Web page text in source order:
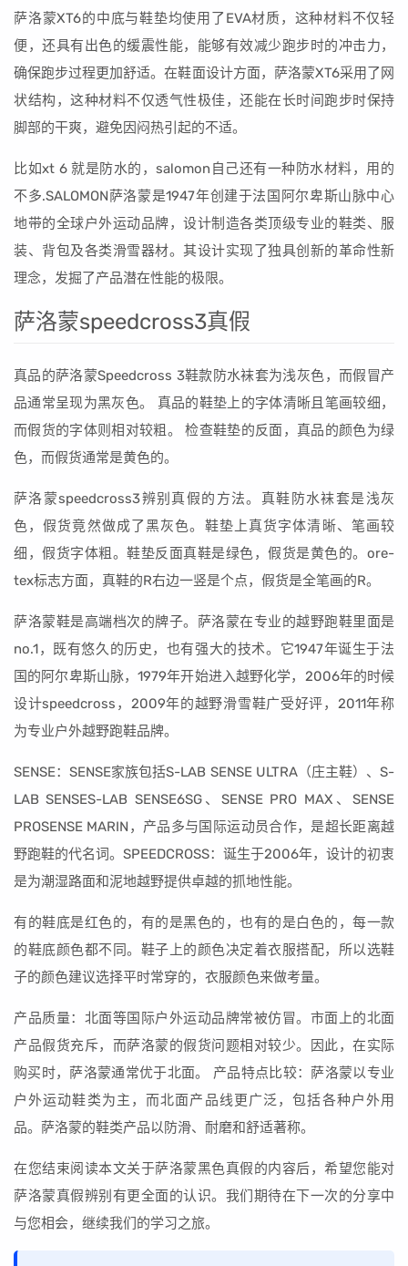
萨洛蒙XT6的中底与鞋垫均使用了EVA材质，这种材料不仅轻
便，还具有出色的缓震性能，能够有效减少跑步时的冲击力，
确保跑步过程更加舒适。在鞋面设计方面，萨洛蒙XT6采用了网
状结构，这种材料不仅透气性极佳，还能在长时间跑步时保持
脚部的干爽，避免因闷热引起的不适。
比如xt 6 就是防水的，salomon自己还有一种防水材料，用的
不多.SALOMON萨洛蒙是1947年创建于法国阿尔卑斯山脉中心
地带的全球户外运动品牌，设计制造各类顶级专业的鞋类、服
装、背包及各类滑雪器材。其设计实现了独具创新的革命性新
理念，发掘了产品潜在性能的极限。
萨洛蒙speedcross3真假
真品的萨洛蒙Speedcross 3鞋款防水袜套为浅灰色，而假冒产
品通常呈现为黑灰色。 真品的鞋垫上的字体清晰且笔画较细，
而假货的字体则相对较粗。 检查鞋垫的反面，真品的颜色为绿
色，而假货通常是黄色的。
萨洛蒙speedcross3辨别真假的方法。真鞋防水袜套是浅灰
色，假货竟然做成了黑灰色。鞋垫上真货字体清晰、笔画较
细，假货字体粗。鞋垫反面真鞋是绿色，假货是黄色的。ore-
tex标志方面，真鞋的R右边一竖是个点，假货是全笔画的R。
萨洛蒙鞋是高端档次的牌子。萨洛蒙在专业的越野跑鞋里面是
no.1，既有悠久的历史，也有强大的技术。它1947年诞生于法
国的阿尔卑斯山脉，1979年开始进入越野化学，2006年的时候
设计speedcross，2009年的越野滑雪鞋广受好评，2011年称
为专业户外越野跑鞋品牌。
SENSE：SENSE家族包括S-LAB SENSE ULTRA（庄主鞋）、S-
LAB SENSES-LAB SENSE6SG、SENSE PRO MAX、SENSE
PROSENSE MARIN，产品多与国际运动员合作，是超长距离越
野跑鞋的代名词。SPEEDCROSS：诞生于2006年，设计的初衷
是为潮湿路面和泥地越野提供卓越的抓地性能。
有的鞋底是红色的，有的是黑色的，也有的是白色的，每一款
的鞋底颜色都不同。鞋子上的颜色决定着衣服搭配，所以选鞋
子的颜色建议选择平时常穿的，衣服颜色来做考量。
产品质量：北面等国际户外运动品牌常被仿冒。市面上的北面
产品假货充斥，而萨洛蒙的假货问题相对较少。因此，在实际
购买时，萨洛蒙通常优于北面。 产品特点比较：萨洛蒙以专业
户外运动鞋类为主，而北面产品线更广泛，包括各种户外用
品。萨洛蒙的鞋类产品以防滑、耐磨和舒适著称。
在您结束阅读本文关于萨洛蒙黑色真假的内容后，希望您能对
萨洛蒙真假辨别有更全面的认识。我们期待在下一次的分享中
与您相会，继续我们的学习之旅。